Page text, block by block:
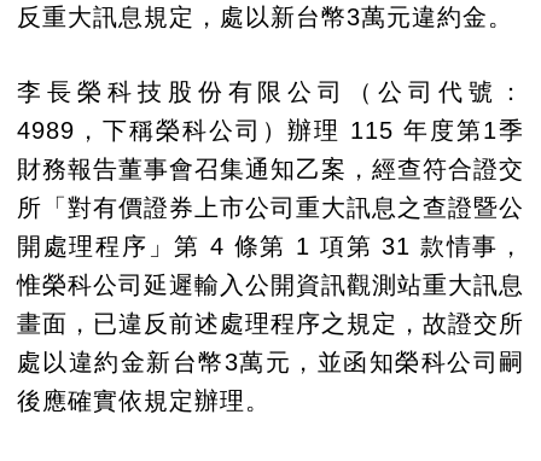
反重大訊息規定，處以新台幣3萬元違約金。
李長榮科技股份有限公司（公司代號：
4989，下稱榮科公司）辦理 115 年度第1季
財務報告董事會召集通知乙案，經查符合證交
所「對有價證券上市公司重大訊息之查證暨公
開處理程序」第 4 條第 1 項第 31 款情事，
惟榮科公司延遲輸入公開資訊觀測站重大訊息
畫面，已違反前述處理程序之規定，故證交所
處以違約金新台幣3萬元，並函知榮科公司嗣
後應確實依規定辦理。